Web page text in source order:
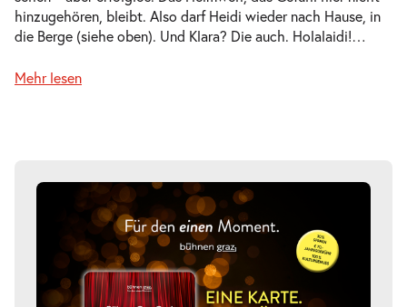
Heidi
Heidi-
Fr.
11.06.2027
Fr. 11.06.2027
Tickets
hinzugehören, bleibt. Also darf Heidi wieder nach Hause, in
die Berge (siehe oben). Und Klara? Die auch. Holalaidi!…
Mehr lesen